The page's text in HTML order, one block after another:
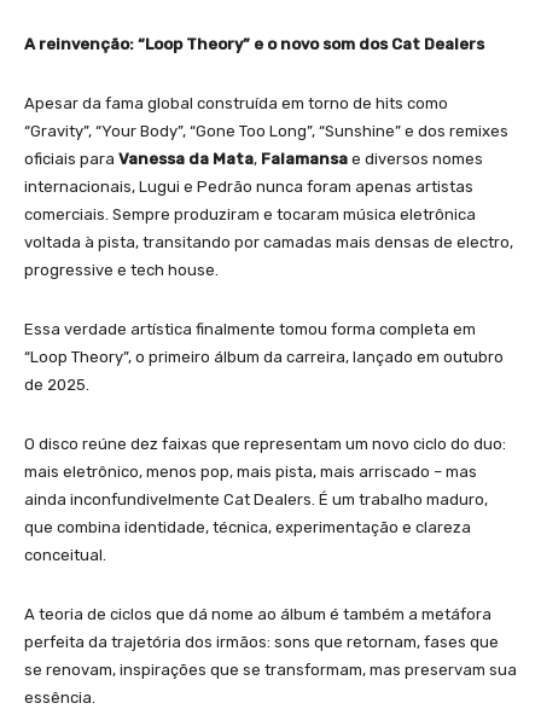
A reinvenção: “Loop Theory” e o novo som dos Cat Dealers
Apesar da fama global construída em torno de hits como
“Gravity”, “Your Body”, “Gone Too Long”, “Sunshine” e dos remixes
oficiais para Vanessa da Mata, Falamansa e diversos nomes
internacionais, Lugui e Pedrão nunca foram apenas artistas
comerciais. Sempre produziram e tocaram música eletrônica
voltada à pista, transitando por camadas mais densas de electro,
progressive e tech house.
Essa verdade artística finalmente tomou forma completa em
“Loop Theory”, o primeiro álbum da carreira, lançado em outubro
de 2025.
O disco reúne dez faixas que representam um novo ciclo do duo:
mais eletrônico, menos pop, mais pista, mais arriscado – mas
ainda inconfundivelmente Cat Dealers. É um trabalho maduro,
que combina identidade, técnica, experimentação e clareza
conceitual.
A teoria de ciclos que dá nome ao álbum é também a metáfora
perfeita da trajetória dos irmãos: sons que retornam, fases que
se renovam, inspirações que se transformam, mas preservam sua
essência.